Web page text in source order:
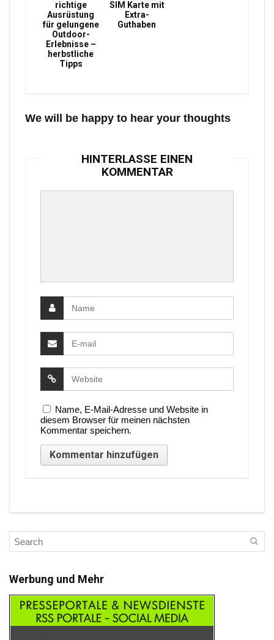
richtige
Ausrüstung
für gelungene
Outdoor-
Erlebnisse –
herbstliche
Tipps
SIM Karte mit
Extra-
Guthaben
We will be happy to hear your thoughts
HINTERLASSE EINEN
KOMMENTAR
Name, E-Mail-Adresse und Website in
diesem Browser für meinen nächsten
Kommentar speichern.
Werbung und Mehr